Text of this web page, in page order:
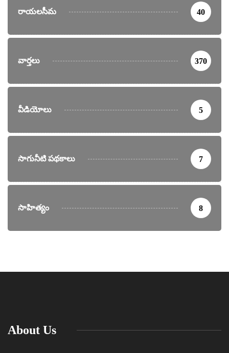
రాయలసీమ 40
వార్తలు 370
వీడియోలు 5
సాగునీటి పథకాలు 7
సాహిత్యం 8
About Us